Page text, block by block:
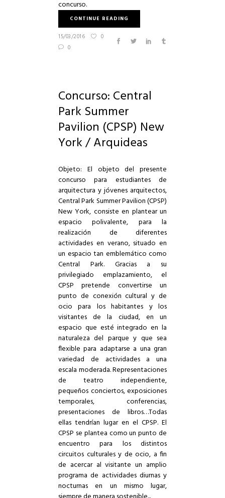
concurso.
CONTINUE READING
15/03/2016
0
0
Concurso: Central
Park Summer
Pavilion (CPSP) New
York / Arquideas
Objeto: El objeto del presente
concurso para estudiantes de
arquitectura y jóvenes arquitectos,
Central Park Summer Pavilion (CPSP)
New York, consiste en plantear un
espacio polivalente, para la
realización de diferentes
actividades en verano, situado en
un espacio tan emblemático como
Central Park. Gracias a su
privilegiado emplazamiento, el
CPSP pretende convertirse un
punto de conexión cultural y de
ocio para los habitantes y los
visitantes de la ciudad, en un
espacio que esté integrado en la
naturaleza del parque y que sea
flexible para adaptarse a una gran
variedad de actividades a una
escala moderada. Representaciones
de teatro independiente,
pequeños conciertos, exposiciones
temporales, conferencias,
presentaciones de libros…Todas
ellas tendrían lugar en el CPSP. El
CPSP se plantea como un punto de
encuentro para los distintos
circuitos culturales y de ocio, a fin
de acercar al visitante un amplio
programa de actividades diurnas y
nocturnas en un mismo lugar,